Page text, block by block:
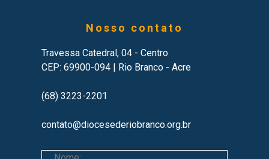
Nosso contato
Travessa Catedral, 04 - Centro
CEP: 69900-094 | Rio Branco - Acre
(68) 3223-2201
contato@diocesederiobranco.org.br